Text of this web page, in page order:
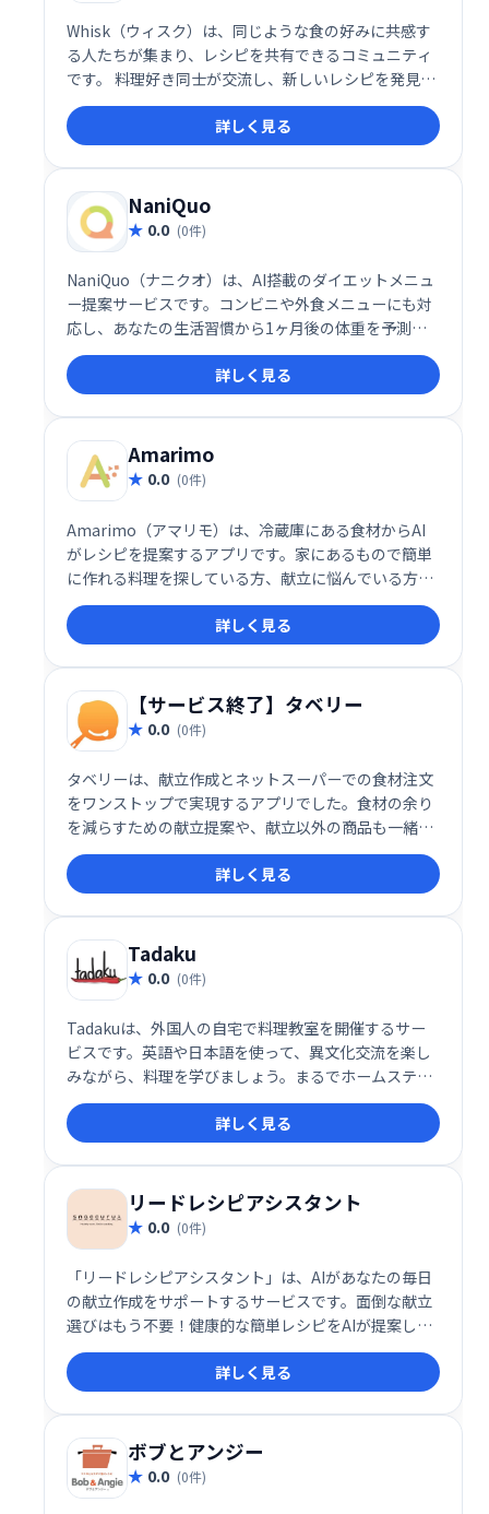
Whisk（ウィスク）は、同じような食の好みに共感す
る人たちが集まり、レシピを共有できるコミュニティ
です。 料理好き同士が交流し、新しいレシピを発見し
たり、料理の腕を磨いたりするのに最適な場所です。
ぜひ、Whiskで食の楽しみを共有しませんか？
詳しく見る
NaniQuo
0.0 (0件)
NaniQuo（ナニクオ）は、AI搭載のダイエットメニュ
ー提案サービスです。コンビニや外食メニューにも対
応し、あなたの生活習慣から1ヶ月後の体重を予測。
目標体重から逆算した1食あたりのカロリー計算に基
づき、最適なメニューを提案します。「何食べよ
う？」の悩みを解消し、自然で健康的なダイエットを
サポートします。
詳しく見る
Amarimo
0.0 (0件)
Amarimo（アマリモ）は、冷蔵庫にある食材からAI
がレシピを提案するアプリです。家にあるもので簡単
に作れる料理を探している方、献立に悩んでいる方に
おすすめです。食材を登録するだけで、あなたにぴっ
たりのレシピを提案。料理のレパートリーを増やし、
食卓を豊かに彩ります。
詳しく見る
【サービス終了】タベリー
0.0 (0件)
タベリーは、献立作成とネットスーパーでの食材注文
をワンストップで実現するアプリでした。食材の余り
を減らすための献立提案や、献立以外の商品も一緒に
注文できる便利な機能を提供していました。（※サー
ビスは終了しています）詳しく見る
Tadaku
0.0 (0件)
Tadakuは、外国人の自宅で料理教室を開催するサー
ビスです。英語や日本語を使って、異文化交流を楽し
みながら、料理を学びましょう。まるでホームステイ
のような体験で、外国の文化や言葉を身近に感じられ
ます。楽しく学べる新しいスタイルの料理教室です。
詳しく見る
リードレシピアシスタント
0.0 (0件)
「リードレシピアシスタント」は、AIがあなたの毎日
の献立作成をサポートするサービスです。面倒な献立
選びはもう不要！健康的な簡単レシピをAIが提案し、
忙しい毎日でも手軽に美味しい料理が楽しめます。 時
間を節約し、家族の健康をサポートする、頼れるキッ
チンパートナーです。
詳しく見る
ボブとアンジー
0.0 (0件)